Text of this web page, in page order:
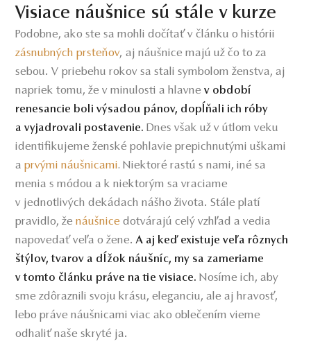
Visiace náušnice sú stále v kurze
Podobne, ako ste sa mohli dočítať v článku o histórii
zásnubných prsteňov,aj náušnice majú už čo to za
sebou. V priebehu rokov sa stali symbolom ženstva, aj
napriek tomu, že v minulosti a hlavnev období
renesancie boli výsadou pánov, dopĺňali ich róby
a vyjadrovali postavenie. Dnes však už v útlom veku
identifikujeme ženské pohlavie prepichnutými uškami
a prvými náušnicami. Niektoré rastú s nami, iné sa
menia s módou a k niektorým sa vraciame
v jednotlivých dekádach nášho života. Stále platí
pravidlo, ženáušnice dotvárajú celý vzhľad a vedia
napovedať veľa o žene.A aj keď existuje veľa rôznych
štýlov, tvarov a dĺžok náušníc, my sa zameriame
v tomto článku práve na tie visiace. Nosíme ich, aby
sme zdôraznili svoju krásu, eleganciu, ale aj hravosť,
lebo práve náušnicami viac ako oblečením vieme
odhaliť naše skryté ja.